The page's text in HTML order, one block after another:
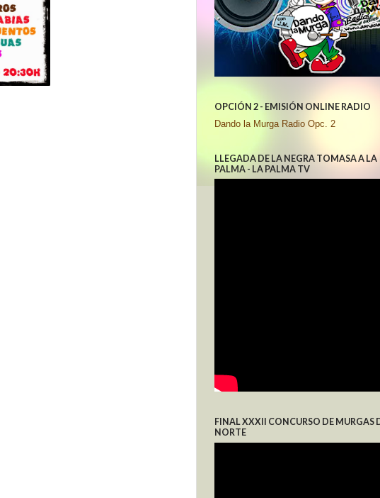
OPCIÓN 2 - EMISIÓN ONLINE RADIO
Dando la Murga Radio Opc. 2
LLEGADA DE LA NEGRA TOMASA A LA
PALMA - LA PALMA TV
FINAL XXXII CONCURSO DE MURGAS
NORTE